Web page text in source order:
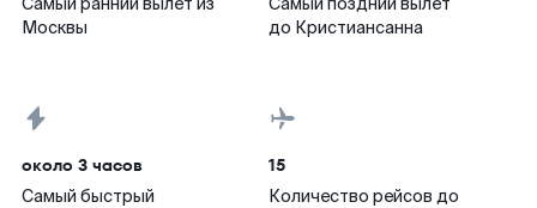
Москвы
до Кристиансанна
около 3 часов
Самый быстрый
15
Количество рейсов до